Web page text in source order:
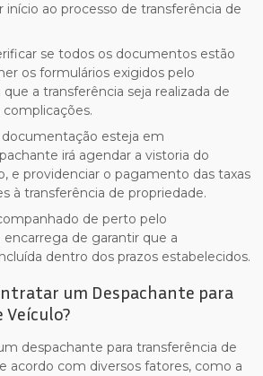
início ao processo de transferência de
se todos os documentos estão
os formulários exigidos pelo
a transferência seja realizada de
esteja em
irá agendar a vistoria do
e providenciar o pagamento das taxas
à transferência de propriedade.
de perto pelo
de garantir que a
dentro dos prazos estabelecidos.
um Despachante para
despachante para transferência de
acordo com diversos fatores, como a